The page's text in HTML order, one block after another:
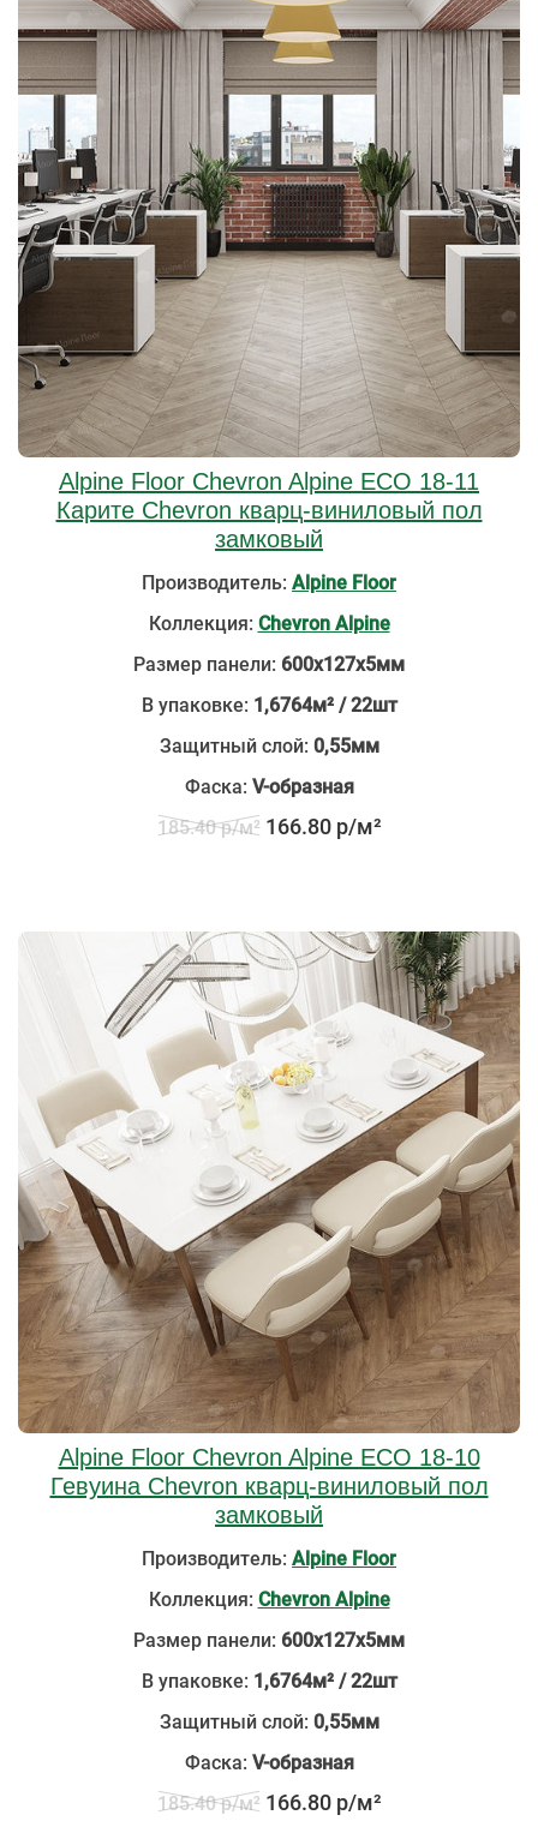
Alpine Floor Chevron Alpine ECO 18-11
Карите Chevron кварц-виниловый пол
замковый
Производитель: Alpine Floor
Коллекция: Chevron Alpine
Размер панели: 600х127х5мм
В упаковке: 1,6764м² / 22шт
Защитный слой: 0,55мм
Фаска: V-образная
185.40 р/м² 166.80 р/м²
Alpine Floor Chevron Alpine ECO 18-10
Гевуина Chevron кварц-виниловый пол
замковый
Производитель: Alpine Floor
Коллекция: Chevron Alpine
Размер панели: 600х127х5мм
В упаковке: 1,6764м² / 22шт
Защитный слой: 0,55мм
Фаска: V-образная
185.40 р/м² 166.80 р/м²